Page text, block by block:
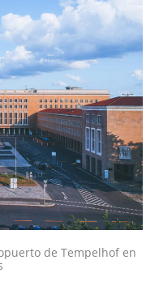
de Tempelhof en